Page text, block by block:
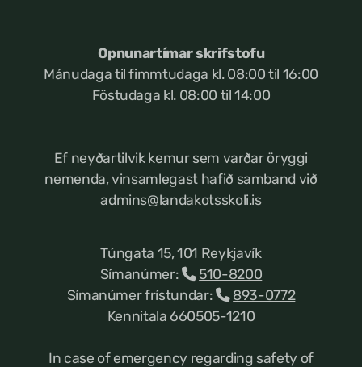
Opnunartímar skrifstofu
Mánudaga til fimmtudaga kl. 08:00 til 16:00
Föstudaga kl. 08:00 til 14:00
Ef neyðartilvik kemur sem varðar öryggi
nemenda, vinsamlegast hafið samband við
admins@landakotsskoli.is
Túngata 15, 101 Reykjavík
Símanúmer:
510-8200
Símanúmer frístundar:
893-0772
Kennitala 660505-1210
In case of emergency regarding safety of